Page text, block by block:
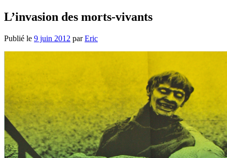
L’invasion des morts-vivants
Publié le 9 juin 2012 parEric